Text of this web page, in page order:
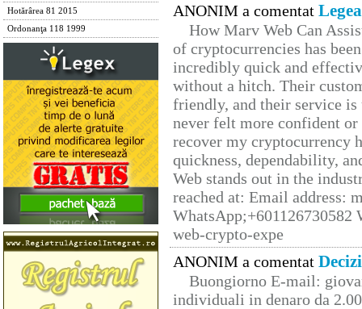
Hotărârea 81 2015
Ordonanţa 118 1999
ANONIM a comentat
How Marv Web Can
of cryptocurrencies has
incredibly quick and
without a hitch. Their
friendly, and their service
never felt more confident
recover my cryptocurrency
quickness, dependability,
Web stands out in the
reached at: Email address:
web-crypto-expe
ANONIM a comentat
Buongiorno E-mail:
individuali in denaro da